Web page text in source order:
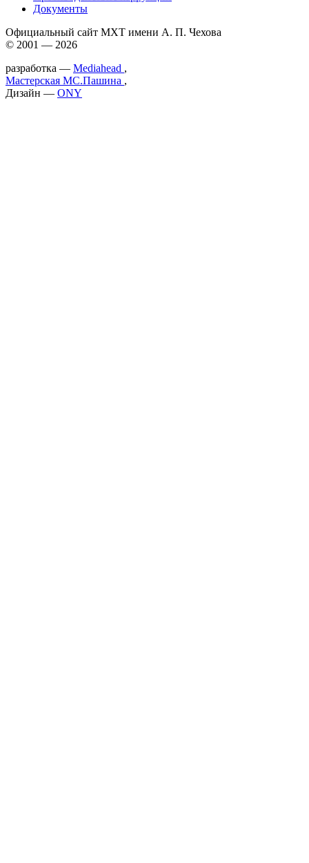
Документы
Официальный сайт МХТ имени А. П. Чехова
© 2001 — 2026
разработка — Mediahead ,
Мастерская МС.Пашина ,
Дизайн — ONY